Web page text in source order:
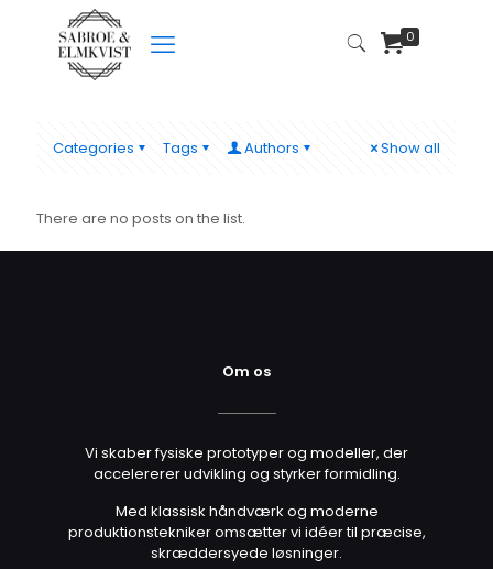
0
Categories Tags Authors Show all
There are no posts on the list.
Om os
Vi skaber fysiske prototyper og modeller, der
accelererer udvikling og styrker formidling.
Med klassisk håndværk og moderne
produktionstekniker omsætter vi idéer til præcise,
skræddersyede løsninger.